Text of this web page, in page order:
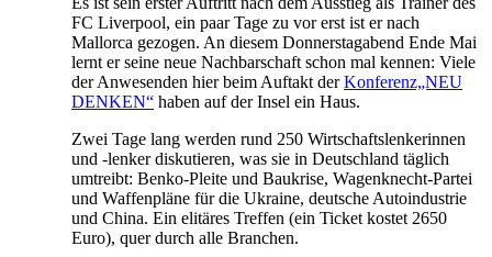
FC Liverpool, ein paar Tage zu vor erst ist er nach
Mallorca gezogen. An diesem Donnerstagabend Ende Mai
lernt er seine neue Nachbarschaft schon mal kennen: Viele
der Anwesenden hier beim Auftakt derKonferenz„NEU
DENKEN“ haben auf der Insel ein Haus.
Zwei Tage lang werden rund 250 Wirtschaftslenkerinnen
und -lenker diskutieren, was sie in Deutschland täglich
umtreibt: Benko-Pleite und Baukrise, Wagenknecht-Partei
und Waffenpläne für die Ukraine, deutsche Autoindustrie
und China. Ein elitäres Treffen (ein Ticket kostet 2650
Euro), quer durch alle Branchen.